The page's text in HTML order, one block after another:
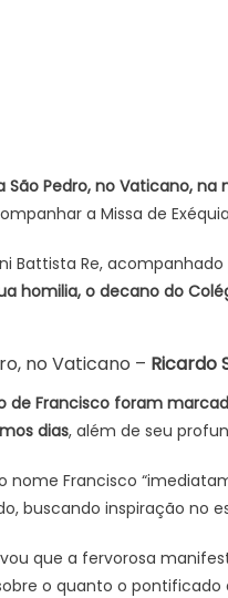
Pedro, no Vaticano,
a Missa de
Battista Re,
homilia, o decano do
no Vaticano – Ricardo
de Francisco foram
dias, além de seu
nome Francisco
buscando inspiração no
que a fervorosa
o quanto o